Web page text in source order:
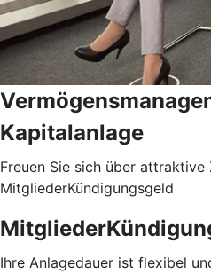
Kapitalanlage
Freuen Sie sich über attraktive
MitgliederKündigungsgeld
Ihre Anlagedauer ist flexibel